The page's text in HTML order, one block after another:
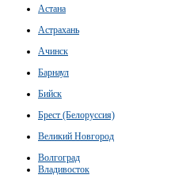
Астана
Астрахань
Ачинск
Барнаул
Бийск
Брест (Белоруссия)
Великий Новгород
Волгоград
Владивосток